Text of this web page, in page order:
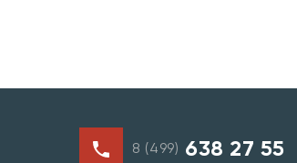
8 (499) 638 27 55